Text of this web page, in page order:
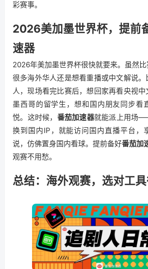
彩赛事。
2026美加墨世界杯，提前
速器
2026年美加墨世界杯很快就要来。虽然
很多海外华人还是想看重播或中文解说
人，现场看完比赛后，想回家再看央视
墨西哥的留学生，想和国内朋友同步看
悦。这时候， 番茄加速器就能派上用场
换到国内IP，就能访问国内直播平台，
说，仿佛置身国内看球。提前备好番茄加
观赛不用愁。
总结：海外观赛，选对工